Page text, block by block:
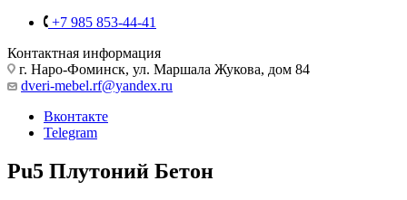
+7 985 853-44-41
Контактная информация
г. Наро-Фоминск, ул. Маршала Жукова, дом 84
dveri-mebel.rf@yandex.ru
Вконтакте
Telegram
Pu5 Плутоний Бетон